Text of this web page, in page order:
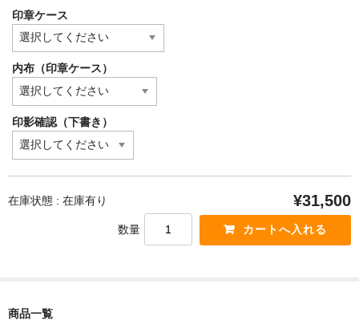
印章ケース
内布（印章ケース）
印影確認（下書き）
在庫状態 : 在庫有り ¥31,500
数量
商品一覧